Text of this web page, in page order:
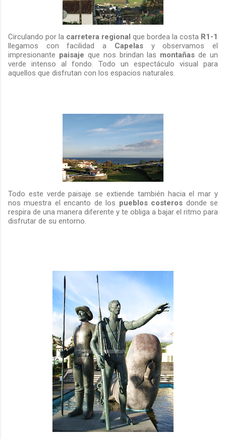
Circulando por la carretera regional que bordea la costa R1-1
llegamos con facilidad a Capelasy observamos el
impresionante paisaje que nos brindan las montañas de un
verde intenso al fondo. Todo un espectáculo visual para
aquellos que disfrutan con los espacios naturales.
Todo este verde paisaje se extiende también hacia el mar y
nos muestra el encanto de los pueblos costeros donde se
respira de una manera diferente y te obliga a bajar el ritmo para
disfrutar de su entorno.